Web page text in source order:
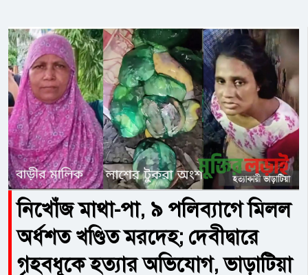
নিখোঁজ মাথা-পা, ৯ পলিব্যাগে মিলল
অর্ধশত খণ্ডিত মরদেহ; দেবীদ্বারে
গৃহবধূকে হত্যার অভিযোগ, ভাড়াটিয়া